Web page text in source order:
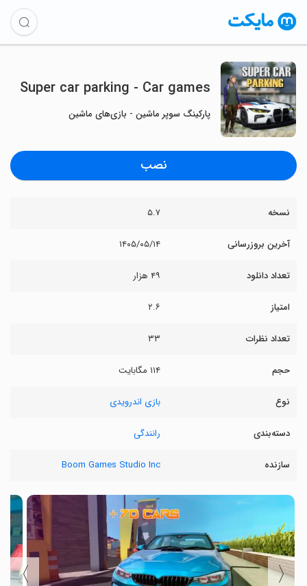
Super car parking - Car games
پارکینگ سوپر ماشین - بازی‌های ماشین
نصب
نسخه ۵.۷
آخرین بروزرسانی ۱۴۰۵/۰۵/۱۴
تعداد دانلود ۴۹ هزار
امتیاز ۲.۶
تعداد نظرات ۳۳
حجم ۱۱۴ مگابایت
نوع بازی اندرویدی
دسته‌بندی رانندگی
سازنده Boom Games Studio Inc
〈
〉